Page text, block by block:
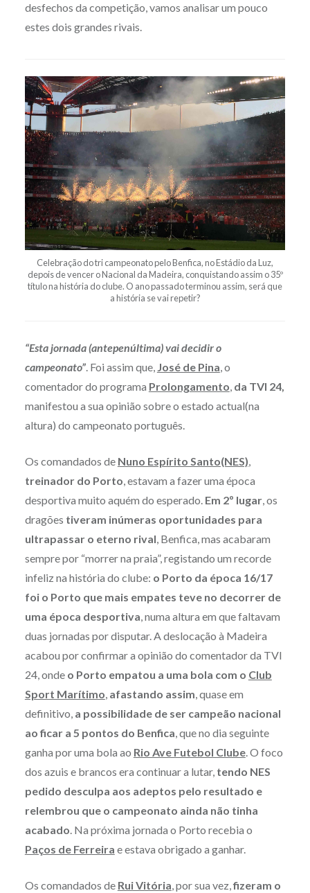
desfechos da competição, vamos analisar um pouco
estes dois grandes rivais.
Celebração do tri campeonato pelo Benfica, no Estádio da Luz,
depois de vencer o Nacional da Madeira, conquistando assim o 35º
título na história do clube. O ano passado terminou assim, será que
a história se vai repetir?
“Esta jornada (antepenúltima) vai decidir o
campeonato”. Foi assim que, José de Pina, o
comentador do programa Prolongamento,da TVI 24,
manifestou a sua opinião sobre o estado actual(na
altura) do campeonato português.
Os comandados de Nuno Espírito Santo(NES),
treinador do Porto, estavam a fazer uma época
desportiva muito aquém do esperado. Em 2º lugar, os
dragões tiveram inúmeras oportunidades para
ultrapassar o eterno rival, Benfica, mas acabaram
sempre por “morrer na praia”, registando um recorde
infeliz na história do clube: o Porto da época 16/17
foi o Porto que mais empates teve no decorrer de
uma época desportiva, numa altura em que faltavam
duas jornadas por disputar. A deslocação à Madeira
acabou por confirmar a opinião do comentador da TVI
24, ondeo Porto empatou a uma bola com o Club
Sport Marítimo, afastando assim, quase em
definitivo, a possibilidade de ser campeão nacional
ao ficar a 5 pontos do Benfica, que no dia seguinte
ganha por uma bola ao Rio Ave Futebol Clube. O foco
dos azuis e brancos era continuar a lutar, tendo NES
pedido desculpa aos adeptos pelo resultado e
relembrou que o campeonato ainda não tinha
acabado. Na próxima jornada o Porto recebia o
Paços de Ferreira e estava obrigado a ganhar.
Os comandados de Rui Vitória, por sua vez,fizeram o